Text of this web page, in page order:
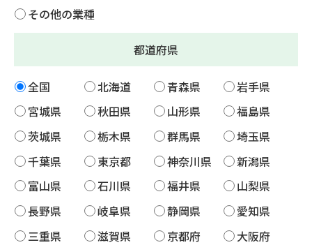
その他の業種
都道府県
全国 北海道 青森県
岩手県
宮城県
秋田県 山形県
福島県
茨城県
栃木県 群馬県
埼玉県
千葉県
東京都 神奈川県
新潟県
富山県
石川県 福井県
山梨県
長野県
岐阜県 静岡県
愛知県
三重県
滋賀県 京都府
大阪府